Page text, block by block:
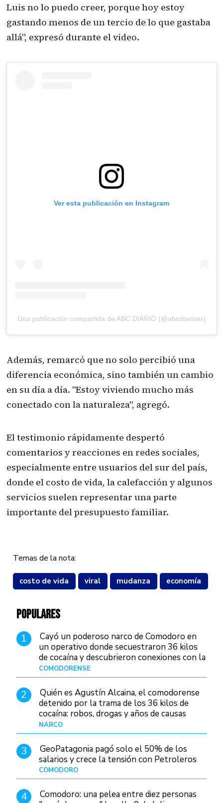
Luis no lo puedo creer, porque hoy estoy
gastando menos de un tercio de lo que gastaba
allá", expresó durante el video.
Ver esta publicación en Instagram
Una publicación compartida de ABC DIARIO (@abcdiarioar)
Además, remarcó que no solo percibió una
diferencia económica, sino también un cambio
en su día a día. "Estoy viviendo mucho más
conectado con la naturaleza", agregó.
El testimonio rápidamente despertó
comentarios y reacciones en redes sociales,
especialmente entre usuarios del sur del país,
donde el costo de vida, la calefacción y algunos
servicios suelen representar una parte
importante del presupuesto familiar.
Temas de la nota:
costo de vida viral mudanza economía
POPULARES
1
Cayó un poderoso narco de Comodoro en
un operativo donde secuestraron 36 kilos
de cocaína y descubrieron conexiones con la
Patagonia
COMODORENSE
2
Quién es Agustín Alcaina, el comodorense
detenido por la trama de los 36 kilos de
cocaína: robos, drogas y años de causas
judiciales
NARCO
3
GeoPatagonia pagó solo el 50% de los
salarios y crece la tensión con Petroleros
COMODORO
4
Comodoro: una pelea entre diez personas